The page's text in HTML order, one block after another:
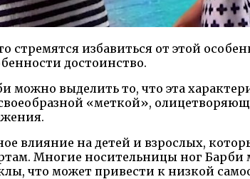
избавиться от этой
достоинство.
выделить то, что эта
«меткой»,
влияние на детей и взрослых,
Многие носительницы ног Барби
что может привести к низкой